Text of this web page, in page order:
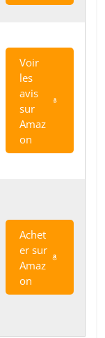
Voir
les
avis
sur
Amaz
on
Achet
er sur
Amaz
on